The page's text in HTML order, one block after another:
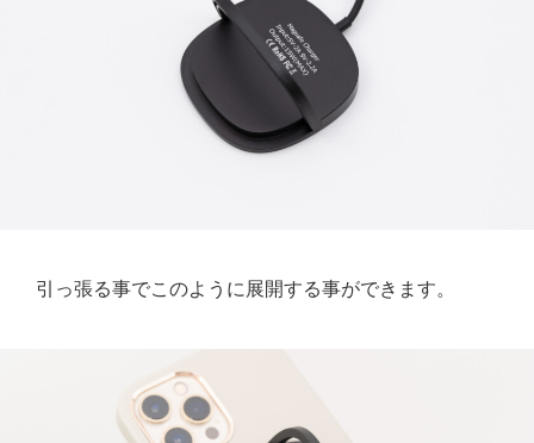
引っ張る事でこのように展開する事ができます。